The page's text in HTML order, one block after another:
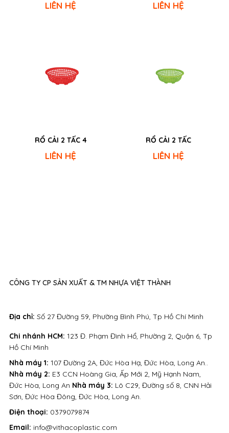
LIÊN HỆ LIÊN HỆ
RỔ CẢI 2 TẤC 4
LIÊN HỆ
RỔ CẢI 2 TẤC
LIÊN HỆ
Địa chỉ: Số 27 Đường 59, Phường Bình Phú, Tp Hồ Chí Minh
Điện thoại: 0379079874
Email: info@vithacoplastic.com
CÔNG TY CP SẢN XUẤT & TM NHỰA VIỆT THÀNH
Nhà máy 1: 107 Đường 2A, Đức Hòa Hạ, Đức Hòa, Long An..
Nhà máy 2: E3 CCN Hoàng Gia, Ấp Mới 2, Mỹ Hạnh Nam,
Đức Hòa, Long An Nhà máy 3: Lô C29, Đường số 8, CNN Hải
Sơn, Đức Hòa Đông, Đức Hòa, Long An.
Chi nhánh HCM: 123 Đ. Phạm Đình Hổ, Phường 2, Quận 6, Tp
Hồ Chí Minh